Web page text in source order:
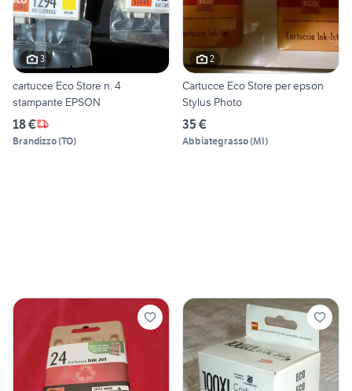
3
cartucce Eco Store n. 4
stampante EPSON
18 €
Brandizzo(TO)
2
Cartucce Eco Store per epson
Stylus Photo
35 €
Abbiategrasso(MI)